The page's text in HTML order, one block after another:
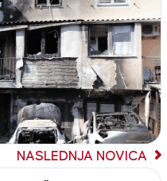
NASLEDNJA NOVICA